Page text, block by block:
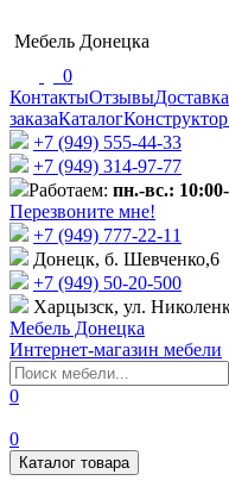
Мебель Донецка
0
КонтактыОтзывы
заказаКаталог
+7 (949) 555-44-33
+7 (949) 314-97-77
Работаем: пн.-вс.:
Перезвоните мне!
+7 (‎949) 777-22-11
Донецк, б. Шевченко,6
+7 (949) 50-20-500
Харцызск, ул.
Мебель Донецка
Интернет-магазин мебели
0
0
Каталог товара